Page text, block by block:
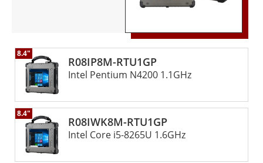
R08IP8M-RTU1GP
8.4"
Intel Pentium N4200 1.1GHz
R08IWK8M-RTU1GP
8.4"
Intel Core i5-8265U 1.6GHz